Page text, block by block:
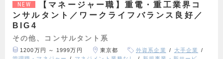
NEW
【マネージャー職】重電・重工業界コ
ンサルタント／ワークライフバランス良好／
BIG4
その他、コンサルタント系
1200万円 ～ 1999万円 東京都 外資系企業
大手企業